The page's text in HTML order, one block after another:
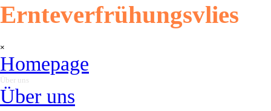
Ernteverfrühungsvlies
×
Homepage
Über uns
Über uns